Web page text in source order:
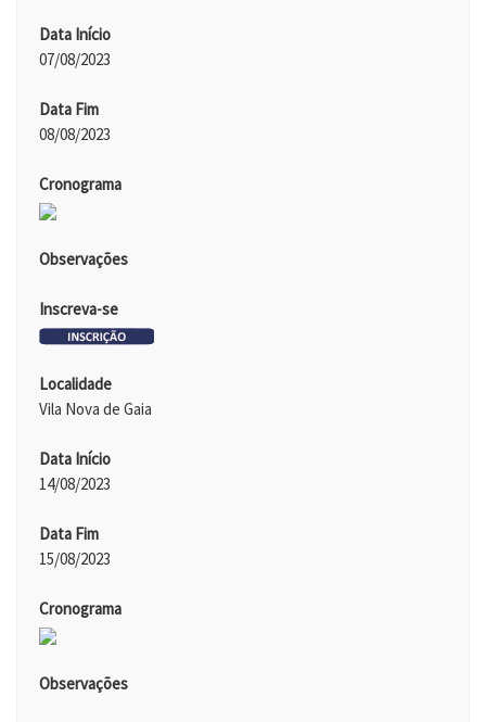
Data Início
07/08/2023
Data Fim
08/08/2023
Cronograma
Observações
Inscreva-se
Localidade
Vila Nova de Gaia
Data Início
14/08/2023
Data Fim
15/08/2023
Cronograma
Observações